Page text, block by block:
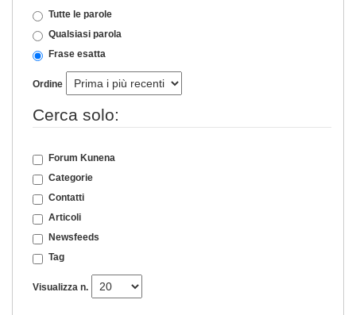
Tutte le parole
Qualsiasi parola
Frase esatta
Ordine
Cerca solo:
Forum Kunena
Categorie
Contatti
Articoli
Newsfeeds
Tag
Visualizza n.